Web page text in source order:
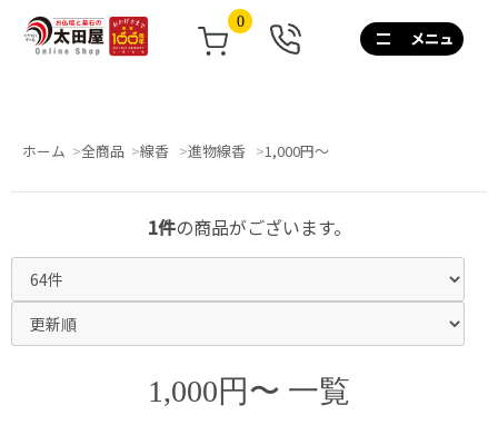
0
0120-
267-
無
土
日
も
業
ホーム 全商品 線香 進物線香 1,000円〜
1件の商品がございます。
1,000円〜 一覧